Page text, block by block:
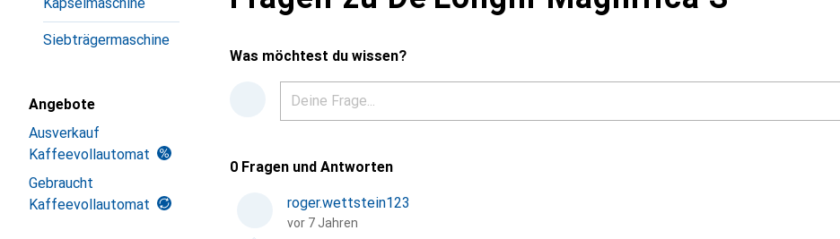
Siebträgermaschine
Angebote
Ausverkauf
Kaffeevollautomat
Gebraucht
Kaffeevollautomat
Was möchtest du wissen?
0 Fragen und Antworten
roger.wettstein123
vor 7 Jahren